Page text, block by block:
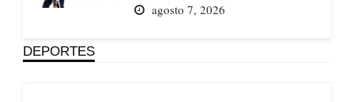
agosto 7, 2026
DEPORTES